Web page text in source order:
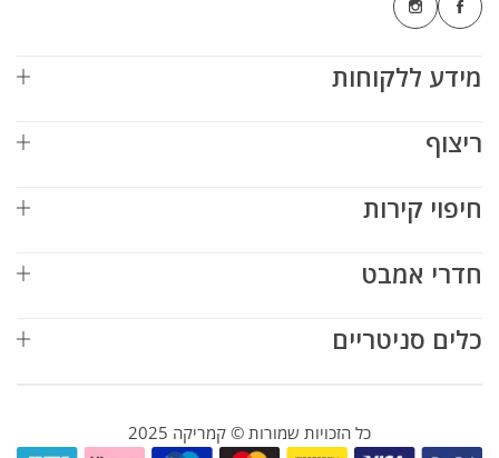
מידע ללקוחות
ריצוף
חיפוי קירות
חדרי אמבט
כלים סניטריים
כל הזכויות שמורות © קמריקה 2025